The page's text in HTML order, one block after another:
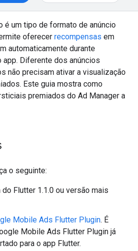
é um tipo de formato de anúncio
oferecer recompensas em
automaticamente durante
Diferente dos anúncios
não precisam ativar a visualização
Este guia mostra como
premiados do Ad Manager a
o seguinte:
Flutter 1.1.0 ou versão mais
Mobile Ads Flutter Plugin. É
Mobile Ads Flutter Plugin já
para o app Flutter.